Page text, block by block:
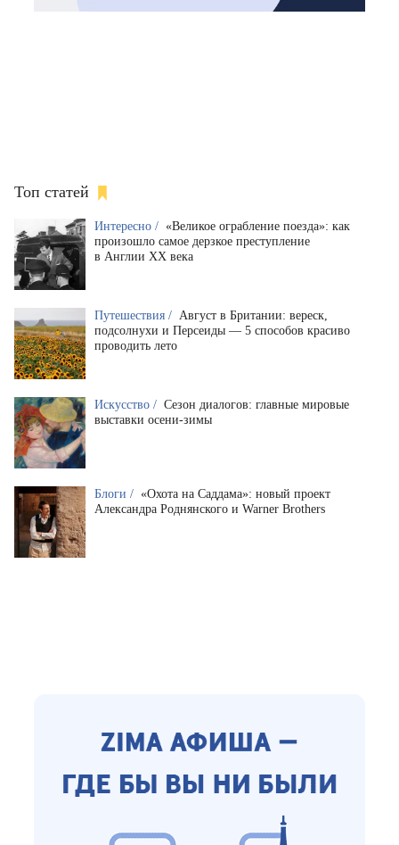
Топ статей
Интересно / «Великое ограбление поезда»: как
произошло самое дерзкое преступление
в Англии XX века
Путешествия / Август в Британии: вереск,
подсолнухи и Персеиды — 5 способов красиво
проводить лето
Искусство / Сезон диалогов: главные мировые
выставки осени-зимы
Блоги / «Охота на Саддама»: новый проект
Александра Роднянского и Warner Brothers